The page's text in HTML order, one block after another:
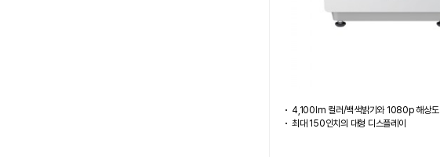
4,100lm 컬러/백색밝기와 1080p 해상도
최대 150인치의 대형 디스플레이